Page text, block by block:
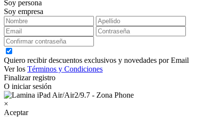
Soy persona
Soy empresa
Quiero recibir descuentos exclusivos y novedades por Email
Ver los Términos y Condiciones
Finalizar registro
O iniciar sesión
×
Aceptar